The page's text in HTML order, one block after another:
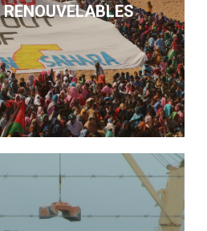
RENOUVELABLES